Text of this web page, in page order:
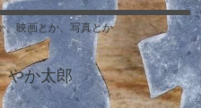
、映画とか、写真とか
か太郎